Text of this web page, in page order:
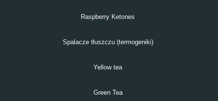
Raspberry Ketones
Spalacze tłuszczu (termogeniki)
Yellow tea
Green Tea